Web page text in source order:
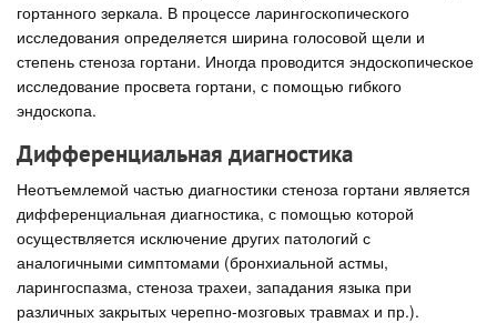
гортанного зеркала. В процессе ларингоскопического
исследования определяется ширина голосовой щели и
степень стеноза гортани. Иногда проводится эндоскопическое
исследование просвета гортани, с помощью гибкого
эндоскопа.
Дифференциальная диагностика
Неотъемлемой частью диагностики стеноза гортани является
дифференциальная диагностика, с помощью которой
осуществляется исключение других патологий с
аналогичными симптомами (бронхиальной астмы,
ларингоспазма, стеноза трахеи, западания языка при
различных закрытых черепно-мозговых травмах и пр.).